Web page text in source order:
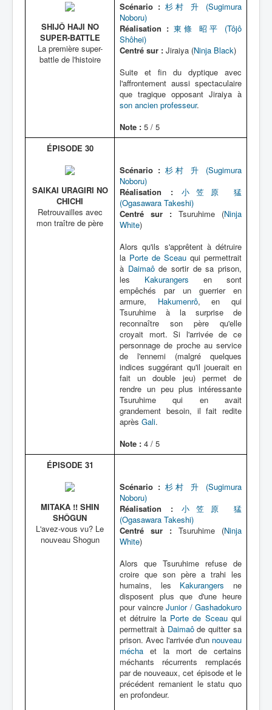
SHIJÔ HAJI NO
SUPER-BATTLE
La première super-
battle de l'histoire
Scénario : 杉村 升 (Sugimura
Noboru)
Réalisation : 東條 昭平 (Tôjô
Shôhei)
Centré sur : Jiraiya (Ninja Black)
Suite et fin du dyptique avec
l'affrontement aussi spectaculaire
que tragique opposant Jiraiya à
son ancien professeur.
Note : 5 / 5
ÉPISODE 30
SAIKAI URAGIRI NO
CHICHI
Retrouvailles avec
mon traître de père
Scénario : 杉村 升 (Sugimura
Noboru)
Réalisation :
小笠原 猛
(Ogasawara Takeshi)
Centré sur : Tsuruhime (Ninja
White)
Alors qu'ils s'apprêtent à détruire
la Porte de Sceau qui permettrait
à Daimaôde sortir de sa prison,
les Kakurangers en sont
empêchés par un guerrier en
armure, Hakumenrô, en qui
Tsuruhime à la surprise de
reconnaître son père qu'elle
croyait mort. Si l'arrivée de ce
personnage de proche au service
de l'ennemi (malgré quelques
indices suggérant qu'il jouerait en
fait un double jeu) permet de
rendre un peu plus intéressante
Tsuruhime qui en avait
grandement besoin, il fait redite
après Gali.
Note : 4 / 5
ÉPISODE 31
MITAKA !! SHIN
SHÔGUN
L'avez-vous vu? Le
nouveau Shogun
Scénario : 杉村 升 (Sugimura
Noboru)
Réalisation :
小笠原 猛
(Ogasawara Takeshi)
Centré sur : Tsuruhime (Ninja
White)
Alors que Tsuruhime refuse de
croire que son père a trahi les
humains, les Kakurangers ne
disposent plus que d'une heure
pour vaincre Junior / Gashadokuro
et détruire la Porte de Sceauqui
permettrait à Daimaôde quitter sa
prison. Avec l'arrivée d'un nouveau
mécha et la mort de certains
méchants récurrents remplacés
par de nouveaux, cet épisode et le
précédent remanient le statu quo
en profondeur.